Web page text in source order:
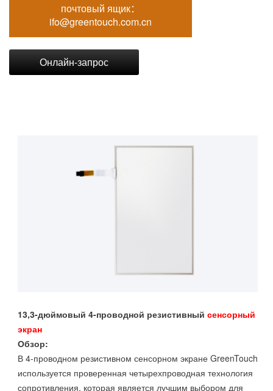
почтовый ящик：
ifo@greentouch.com.cn
Онлайн-запрос
13,3-дюймовый 4-проводной резистивный сенсорный
экран
Обзор:
В 4-проводном резистивном сенсорном экране GreenTouch
используется проверенная четырехпроводная технология
сопротивления, которая является лучшим выбором для